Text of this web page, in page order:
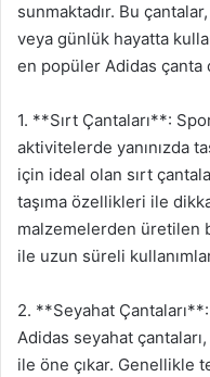
sunmaktadır. Bu
veya günlük hayatta
en popüler Adidas çanta
1. **Sırt Çantaları**:
aktivitelerde yanınızda
için ideal olan sırt
taşıma özellikleri ile
malzemelerden üretilen
ile uzun süreli
2. **Seyahat
Adidas seyahat çantaları,
ile öne çıkar. Genellikle